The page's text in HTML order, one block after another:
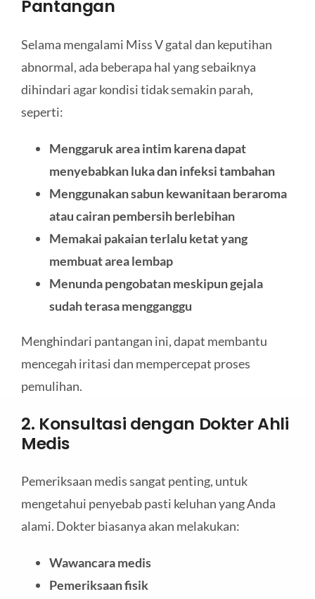
Pantangan
Selama mengalami Miss V gatal dan keputihan
abnormal, ada beberapa hal yang sebaiknya
dihindari agar kondisi tidak semakin parah,
seperti:
Menggaruk area intim karena dapat
menyebabkan luka dan infeksi tambahan
Menggunakan sabun kewanitaan beraroma
atau cairan pembersih berlebihan
Memakai pakaian terlalu ketat yang
membuat area lembap
Menunda pengobatan meskipun gejala
sudah terasa mengganggu
Menghindari pantangan ini, dapat membantu
mencegah iritasi dan mempercepat proses
pemulihan.
2. Konsultasi dengan Dokter Ahli
Medis
Pemeriksaan medis sangat penting, untuk
mengetahui penyebab pasti keluhan yang Anda
alami. Dokter biasanya akan melakukan:
Wawancara medis
Pemeriksaan fisik